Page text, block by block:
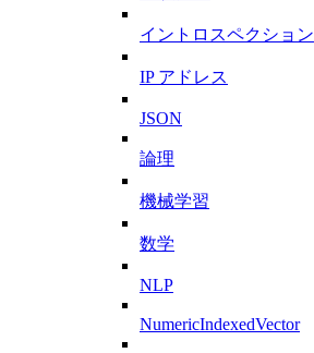
イントロスペクション
IP アドレス
JSON
論理
機械学習
数学
NLP
NumericIndexedVector